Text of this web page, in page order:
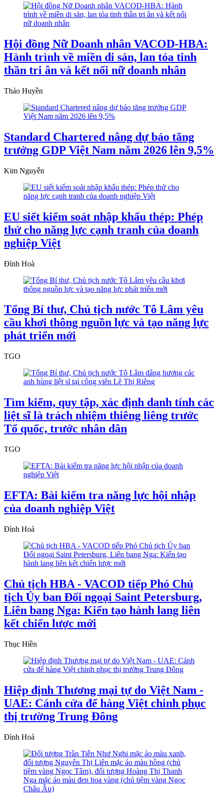
Hội đồng Nữ Doanh nhân VACOD-HBA:
Hành trình về miền di sản, lan tỏa tinh
thần tri ân và kết nối nữ doanh nhân
Thảo Huyền
Standard Chartered nâng dự báo tăng
trưởng GDP Việt Nam năm 2026 lên 9,5%
Kim Nguyễn
EU siết kiểm soát nhập khẩu thép: Phép
thử cho năng lực cạnh tranh của doanh
nghiệp Việt
Đình Hoà
Tổng Bí thư, Chủ tịch nước Tô Lâm yêu
cầu khơi thông nguồn lực và tạo năng lực
phát triển mới
TGO
Tìm kiếm, quy tập, xác định danh tính các
liệt sĩ là trách nhiệm thiêng liêng trước
Tổ quốc, trước nhân dân
TGO
EFTA: Bài kiểm tra năng lực hội nhập
của doanh nghiệp Việt
Đình Hoà
Chủ tịch HBA - VACOD tiếp Phó Chủ
tịch Ủy ban Đối ngoại Saint Petersburg,
Liên bang Nga: Kiến tạo hành lang liên
kết chiến lược mới
Thục Hiền
Hiệp định Thương mại tự do Việt Nam -
UAE: Cánh cửa để hàng Việt chinh phục
thị trường Trung Đông
Đình Hoà